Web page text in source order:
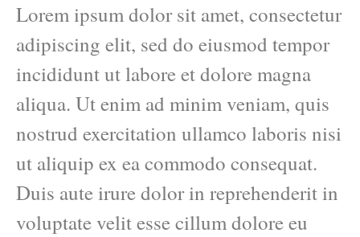
Lorem ipsum dolor sit amet, consectetur
adipiscing elit, sed do eiusmod tempor
incididunt ut labore et dolore magna
aliqua. Ut enim ad minim veniam, quis
nostrud exercitation ullamco laboris nisi
ut aliquip ex ea commodo consequat.
Duis aute irure dolor in reprehenderit in
voluptate velit esse cillum dolore eu